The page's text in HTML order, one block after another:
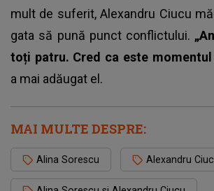
mult de suferit, Alexandru Ciucu
gata să pună punct conflictului.
toți patru. Cred ca este
a mai adăugat el.
MAI MULTE DESPRE:
Alina Sorescu Alexandru